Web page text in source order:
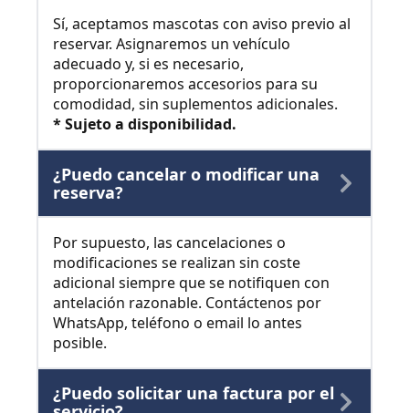
Sí, aceptamos mascotas con aviso previo al
reservar. Asignaremos un vehículo
adecuado y, si es necesario,
proporcionaremos accesorios para su
comodidad, sin suplementos adicionales.
* Sujeto a disponibilidad.
¿Puedo cancelar o modificar una
reserva?
Por supuesto, las cancelaciones o
modificaciones se realizan sin coste
adicional siempre que se notifiquen con
antelación razonable. Contáctenos por
WhatsApp, teléfono o email lo antes
posible.
¿Puedo solicitar una factura por el